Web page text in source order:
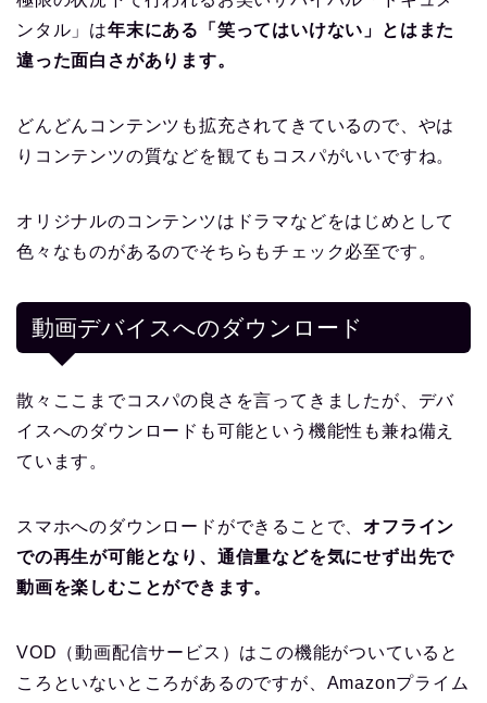
ンタル」は年末にある「笑ってはいけない」とはまた
違った面白さがあります。
どんどんコンテンツも拡充されてきているので、やは
りコンテンツの質などを観てもコスパがいいですね。
オリジナルのコンテンツはドラマなどをはじめとして
色々なものがあるのでそちらもチェック必至です。
動画デバイスへのダウンロード
散々ここまでコスパの良さを言ってきましたが、デバ
イスへのダウンロードも可能という機能性も兼ね備え
ています。
スマホへのダウンロードができることで、オフライン
での再生が可能となり、通信量などを気にせず出先で
動画を楽しむことができます。
VOD（動画配信サービス）はこの機能がついていると
ころといないところがあるのですが、Amazonプライム